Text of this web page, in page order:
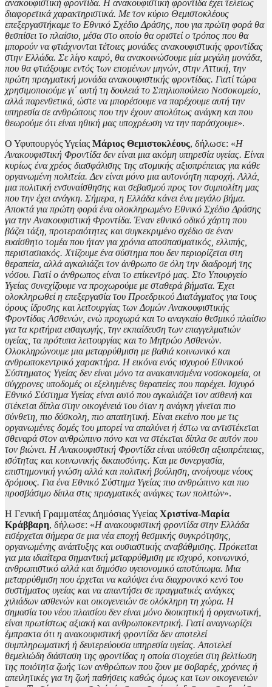
ανακουφιστική φροντίδα. Η ανακουφιστική φροντίδα έχει τελείως
διαφορετικά χαρακτηριστικά. Με τον κύριο Θεμιστοκλέους
επεξεργαστήκαμε το Εθνικό Σχέδιο Δράσης, που για πρώτη φορά θα
θεσπίσει το πλαίσιο, μέσα στο οποίο θα οριστεί ο τρόπος που θα
μπορούν να φτιάχνονται τέτοιες μονάδες ανακουφιστικής φροντίδας
στην Ελλάδα. Σε λίγο καιρό, θα ανακοινώσουμε μία μεγάλη μονάδα,
που θα φτιάξουμε εντός των επομένων μηνών, στην Αττική, την
πρώτη πραγματική μονάδα ανακουφιστικής φροντίδας. Γιατί τώρα
χρησιμοποιούμε γι΄ αυτή τη δουλειά το Σπηλιοπούλειο Νοσοκομείο,
αλλά παρενθετικά, ώστε να μπορέσουμε να παρέχουμε αυτή την
υπηρεσία σε ανθρώπους που την έχουν απολύτως ανάγκη και που
θεωρούμε ότι είναι ηθική μας υποχρέωση να την παράσχουμε».
Ο Υφυπουργός Υγείας Μάριος Θεμιστοκλέους, δήλωσε: «Η
Ανακουφιστική Φροντίδα δεν είναι μια ακόμη υπηρεσία υγείας. Είναι
κυρίως ένα χρέος διασφάλισης της ατομικής αξιοπρέπειας για κάθε
οργανωμένη πολιτεία. Δεν είναι μόνο μια αυτονόητη παροχή. Αλλά,
μια πολιτική ενσυναίσθησης και σεβασμού προς τον συμπολίτη μας
που την έχει ανάγκη. Σήμερα, η Ελλάδα κάνει ένα μεγάλο βήμα.
Αποκτά για πρώτη φορά ένα ολοκληρωμένο Εθνικό Σχέδιο Δράσης
για την Ανακουφιστική Φροντίδα. Έναν εθνικό οδικό χάρτη που
βάζει τάξη, προτεραιότητες και συγκεκριμένο σχέδιο σε έναν
ευαίσθητο τομέα που ήταν για χρόνια αποσπασματικός, ελλιπής,
περιστασιακός. Χτίζουμε ένα σύστημα που δεν περιορίζεται στη
θεραπεία, αλλά αγκαλιάζει τον άνθρωπο σε όλη την διαδρομή της
νόσου. Γιατί ο άνθρωπος είναι το επίκεντρό μας. Στο Υπουργείο
Υγείας συνεχίζουμε να προχωρούμε με σταθερά βήματα. Έχει
ολοκληρωθεί η επεξεργασία του Προεδρικού Διατάγματος για τους
όρους ίδρυσης και λειτουργίας των Δομών Ανακουφιστικής
Φροντίδας Ασθενών, ενώ προχωρά και το αναγκαίο θεσμικό πλαίσιο
για τα κριτήρια εισαγωγής, την εκπαίδευση των επαγγελματιών
υγείας, τα πρότυπα λειτουργίας και το Μητρώο Ασθενών.
Ολοκληρώνουμε μια μεταρρύθμιση με βαθιά κοινωνικό και
ανθρωποκεντρικό χαρακτήρα. Η εικόνα ενός ισχυρού Εθνικού
Σύστηματος Υγείας δεν είναι μόνο τα ανακαινισμένα νοσοκομεία, οι
σύγχρονες υποδομές οι εξελιγμένες θεραπείες που παρέχει. Ισχυρό
Εθνικό Σύστημα Υγείας είναι αυτό που αγκαλιάζει τον ασθενή και
στέκεται δίπλα στην οικογένειά του όταν η ανάγκη γίνεται πιο
σύνθετη, πιο δύσκολη, πιο απαιτητική. Είναι εκείνο που με τις
οργανωμένες δομές του μπορεί να απαλύνει ή έστω να αντιστέκεται
σθεναρά στον ανθρώπινο πόνο και να στέκεται δίπλα σε αυτόν που
τον βιώνει. Η Ανακουφιστική Φροντίδα είναι υπόθεση αξιοπρέπειας,
ισότητας και κοινωνικής δικαιοσύνης. Και με συνεργασία,
επιστημονική γνώση αλλά και πολιτική βούληση, ανοίγουμε νέους
δρόμους. Για ένα Εθνικό Σύστημα Υγείας πιο ανθρώπινο και πιο
προσβάσιμο δίπλα στις πραγματικές ανάγκες των πολιτών».
Η Γενική Γραμματέας Δημόσιας Υγείας Χριστίνα-Μαρία
Κράββαρη, δήλωσε: «Η ανακουφιστική φροντίδα στην Ελλάδα
εισέρχεται σήμερα σε μια νέα εποχή θεσμικής συγκρότησης,
οργανωμένης ανάπτυξης και ουσιαστικής αναβάθμισης. Πρόκειται
για μια ιδιαίτερα σημαντική μεταρρύθμιση με ισχυρό, κοινωνικό,
ανθρωπιστικό αλλά και δημόσιο υγειονομικό αποτύπωμα. Μια
μεταρρύθμιση που έρχεται να καλύψει ένα διαχρονικό κενό του
συστήματος υγείας και να απαντήσει σε πραγματικές ανάγκες
χιλιάδων ασθενών και οικογενειών σε ολόκληρη τη χώρα. Η
σημασία του νέου πλαισίου δεν είναι μόνο διοικητική ή οργανωτική,
είναι πρωτίστως αξιακή και ανθρωποκεντρική. Γιατί αναγνωρίζει
έμπρακτα ότι η ανακουφιστική φροντίδα δεν αποτελεί
συμπληρωματική ή δευτερεύουσα υπηρεσία υγείας. Αποτελεί
θεμελιώδη διάσταση της φροντίδας η οποία στοχεύει στη βελτίωση
της ποιότητα ζωής των ανθρώπων που ζουν με σοβαρές, χρόνιες ή
απειλητικές για τη ζωή παθήσεις καθώς όμως και των οικογενειών